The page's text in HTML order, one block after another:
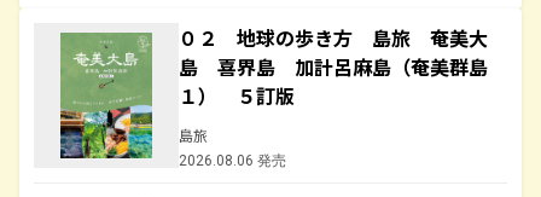
０２ 地球の歩き方 島旅 奄美大
島 喜界島 加計呂麻島（奄美群島
１） ５訂版
島旅
2026.08.06 発売